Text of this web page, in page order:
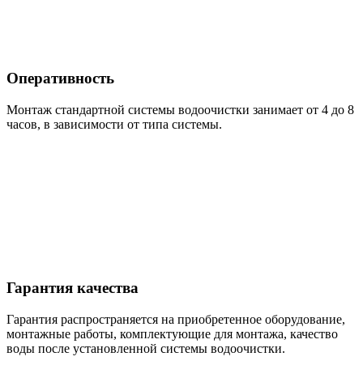
Оперативность
Монтаж стандартной системы водоочистки занимает от 4 до 8
часов, в зависимости от типа системы.
Гарантия качества
Гарантия распространяется на приобретенное оборудование,
монтажные работы, комплектующие для монтажа, качество
воды после установленной системы водоочистки.